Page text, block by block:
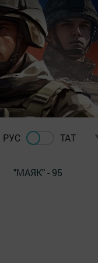
РУС ТАТ
"МАЯК" - 95